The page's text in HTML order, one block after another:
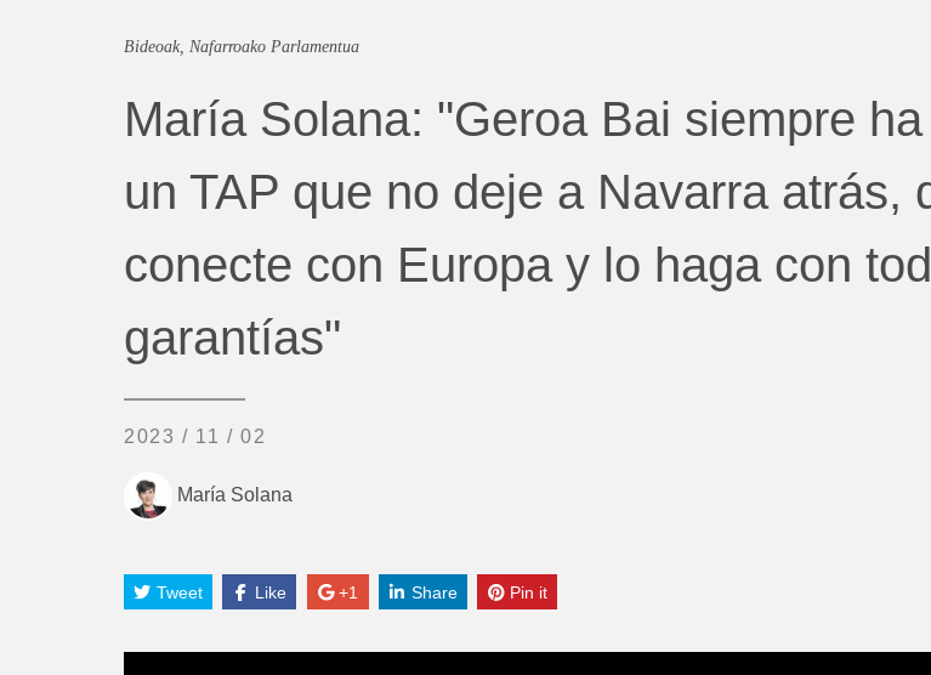
Bideoak Nafarroako Parlamentua
María Solana: "Geroa Bai siempre
un TAP que no deje a Navarra atrás,
conecte con Europa y lo haga con
garantías"
2023 / 11 / 02
María Solana
Tweet Like +1 Share Pin it